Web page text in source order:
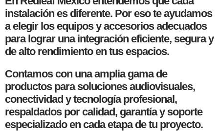
instalación es diferente. Por eso te ayudamos
a elegir los equipos y accesorios adecuados
para lograr una integración eficiente, segura y
de alto rendimiento en tus espacios.
Contamos con una amplia gama de
productos para soluciones audiovisuales,
conectividad y tecnología profesional,
respaldados por calidad, garantía y soporte
especializado en cada etapa de tu proyecto.